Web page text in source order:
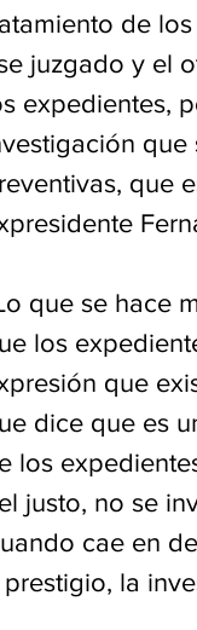
de
juzgado y el
expedientes,
que
que
que se hace
los
que
dice que es
los
justo, no se
cae en
la